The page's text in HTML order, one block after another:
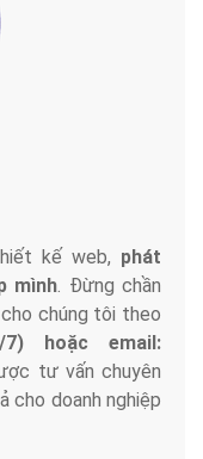
kế web, phát
mình. Đừng chần
chúng tôi theo
hoặc email:
tư vấn chuyên
cho doanh nghiệp